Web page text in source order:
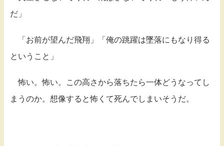
だ」
「お前が望んだ飛翔」「俺の跳躍は墜落にもなり得る
ということ」
怖い。怖い。この高さから落ちたら一体どうなってし
まうのか。想像すると怖くて死んでしまいそうだ。